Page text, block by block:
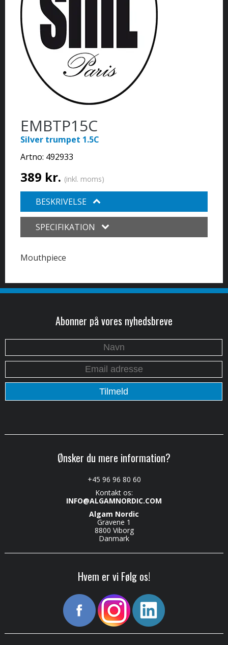
EMBTP15C
Silver trumpet 1.5C
Artno: 492933
389 kr. (inkl. moms)
BESKRIVELSE
SPECIFIKATION
Mouthpiece
Abonner på vores nyhedsbreve
Ønsker du mere information?
+45 96 96 80 60
Kontakt os:
INFO@ALGAMNORDIC.COM
Algam Nordic
Gravene 1
8800 Viborg
Danmark
Hvem er vi Følg os!